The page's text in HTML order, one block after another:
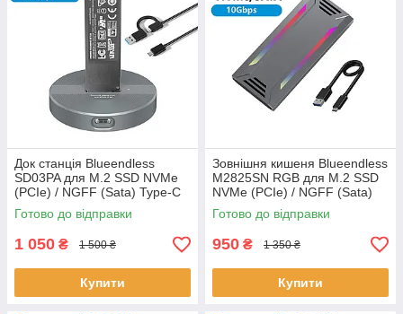
Док станція Blueendless
SD03PA для M.2 SSD NVMe
(PCIe) / NGFF (Sata) Type-C
USB 3.1
Готово до відправки
1 050 ₴ 1 500 ₴
Купити
Зовнішня кишеня Blueendless
M2825SN RGB для M.2 SSD
NVMe (PCIe) / NGFF (Sata)
Type-C USB 3.2
Готово до відправки
950 ₴ 1 350 ₴
Купити